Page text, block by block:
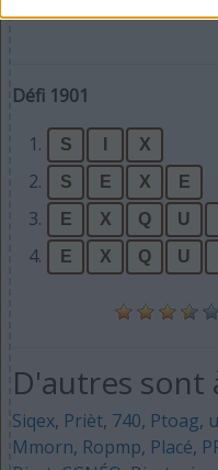
Défi 1901
1.
S X
2. S E X E
3. E X Q U
4. E X Q U
D'autres sont
Siqex, Prièt, 740, Ptoag,
Mmorn, Ropmp, Placé,